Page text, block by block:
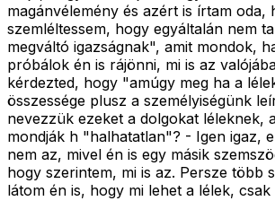
magánvélemény és azért is írtam oda,
szemléltessem, hogy egyáltalán nem
megváltó igazságnak", amit mondok,
próbálok én is rájönni, mi is az
kérdezted, hogy "amúgy meg ha a
összessége plusz a személyiségünk
nevezzük ezeket a dolgokat léleknek,
mondják h "halhatatlan"? - Igen igaz,
nem az, mivel én is egy másik
hogy szerintem, mi is az. Persze több
látom én is, hogy mi lehet a lélek, csak